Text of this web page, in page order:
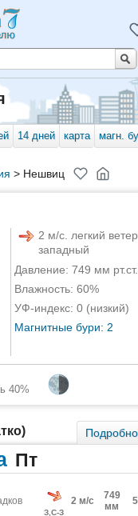
14 дней карта магн.
> Нешвиц
2 м/с. легкий
западный
Давление: 749 мм рт.ст.
Влажность: 60%
УФ-индекс: 0 (низкий)
Магнитные бури: 2
40%
Подробно
Пт
З,С-З
2 м/с
749
мм